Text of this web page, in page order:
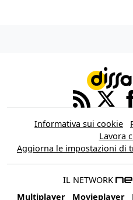
Informativa sui cookie
Lavora
Aggiorna le impostazioni di
IL NETWORK
Multiplayer
Movieplayer